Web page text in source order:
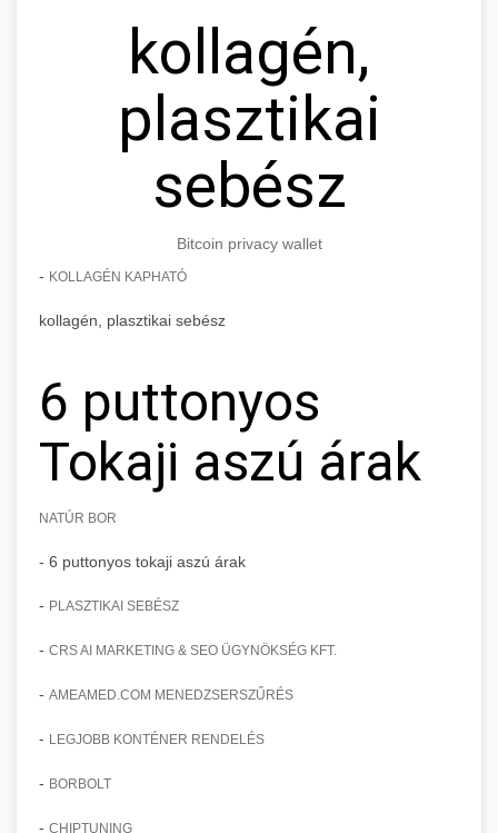
kollagén,
plasztikai
sebész
Bitcoin privacy wallet
- KOLLAGÉN KAPHATÓ
kollagén, plasztikai sebész
6 puttonyos
Tokaji aszú árak
NATÚR BOR
- 6 puttonyos tokaji aszú árak
- PLASZTIKAI SEBÉSZ
- CRS AI MARKETING & SEO ÜGYNÖKSÉG KFT.
- AMEAMED.COM MENEDZSERSZŰRÉS
- LEGJOBB KONTÉNER RENDELÉS
- BORBOLT
- CHIPTUNING